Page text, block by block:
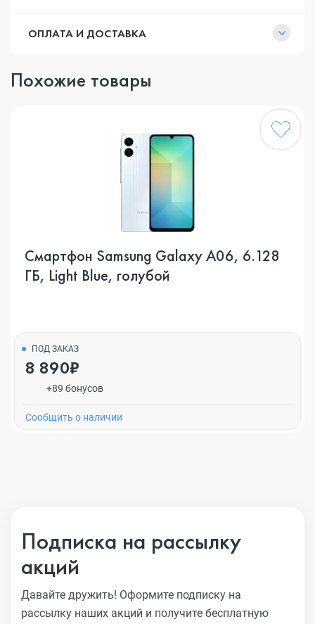
ОПЛАТА И ДОСТАВКА
Похожие товары
Смартфон Samsung Galaxy A06, 6.128
ГБ, Light Blue, голубой
ПОД ЗАКАЗ
8 890₽
+89 бонусов
Cообщить о наличии
Подписка на рассылку
акций
Давайте дружить! Оформите подписку на
рассылку наших акций и получите бесплатную